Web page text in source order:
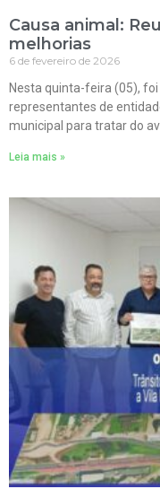
Causa animal:
melhorias
6 de fevereiro de 2026
Nesta quinta-feira (05),
representantes de
municipal para tratar do
Leia mais »